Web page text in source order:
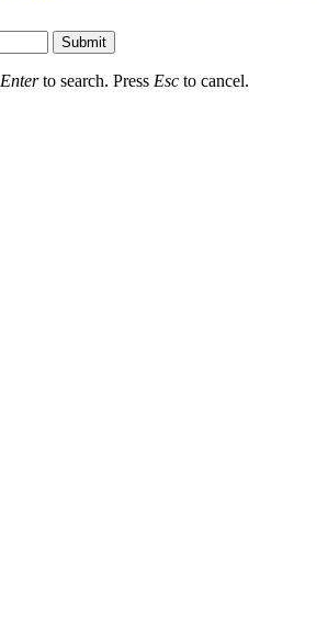
Submit
Enterto search. Press Esc to cancel.